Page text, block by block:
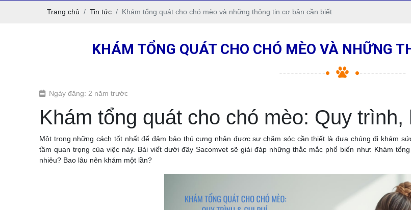
Trang chủ Tin tức Khám tổng quát cho chó mèo và những thông tin cơ bản cần biết
KHÁM TỔNG QUÁT CHO CHÓ MÈO VÀ NHỮNG
Ngày đăng: 2 năm trước
Khám tổng quát cho chó mèo: Quy
Một trong những cách tốt nhất để đảm bảo thú cưng nhận được sự chăm sóc cần thiết là đưa chúng đi khám
tầm quan trọng của việc này. Bài viết dưới đây Sacomvet sẽ giải đáp những thắc mắc phổ biến như: Khám
nhiêu? Bao lâu nên khám một lần?